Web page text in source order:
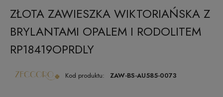
ZŁOTA ZAWIESZKA WIKTORIAŃSKA Z
BRYLANTAMI OPALEM I RODOLITEM
RP18419OPRDLY
Kod produktu: ZAW-BS-AU585-0073